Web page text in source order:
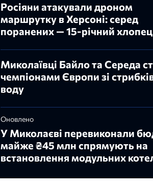
Росіяни атакували дроном
маршрутку в Херсоні: серед
поранених — 15-річний
Миколаївці Байло та Середа
чемпіонами Європи зі
воду
Оновлено
У Миколаєві перевиконали
майже ₴45 млн спрямують на
встановлення модульних